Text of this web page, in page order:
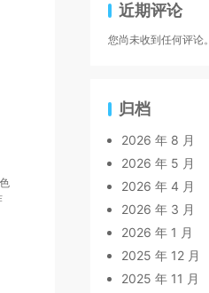
近期评论
您尚未收到任何评论。
归档
2026 年 8 月
2026 年 5 月
2026 年 4 月
2026 年 3 月
2026 年 1 月
2025 年 12 月
2025 年 11 月